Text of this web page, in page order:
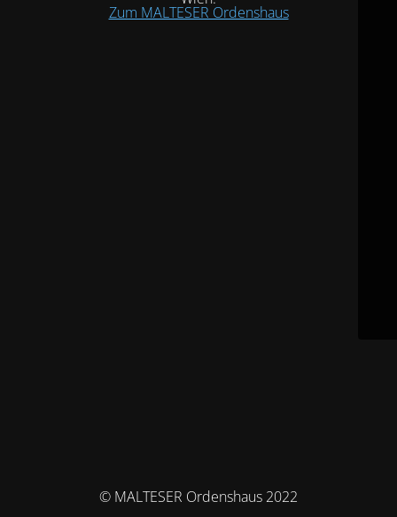
Zum MALTESER Ordenshaus
© MALTESER Ordenshaus 2022